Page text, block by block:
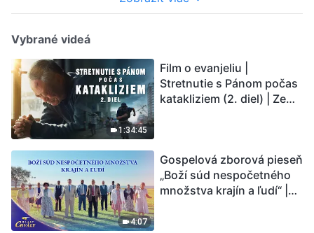
Vybrané videá
1:34:45
Film o evanjeliu |
Stretnutie s Pánom počas
katakliziem (2. diel) | Zem
Ľudstvu sa začína
odpočítavať čas. Našli ste
spôsob, ako prežiť?
4:07
Gospelová zborová pieseň
„Boží súd nespočetného
množstva krajín a ľudí“ |